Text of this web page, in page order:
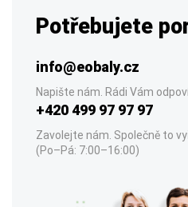
Potřebujete
info@eobaly.cz
Napište nám. Rádi Vám
+420 499 97 97 97
Zavolejte nám. Společně to
(Po–Pá: 7:00–16:00)